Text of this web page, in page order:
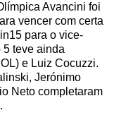
Avancini foi
vencer com certa
para o vice-
5 teve ainda
e Luiz Cocuzzi.
Jerónimo
Neto completaram